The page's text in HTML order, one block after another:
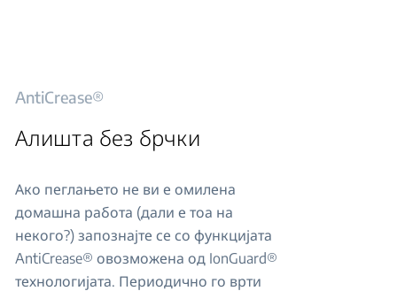
AntiCrease®
Алишта без брчки
Ако пеглањето не ви е омилена
домашна работа (дали е тоа на
некого?) запознајте се со функцијата
AntiCrease® овозможена од IonGuard®
технологијата. Периодично го врти